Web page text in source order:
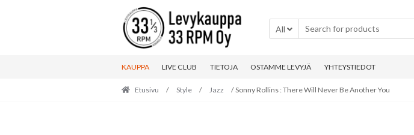
to
navigation
to
content
All
KAUPPA LIVE CLUB TIETOJA OSTAMME LEVYJÄ YHTEYSTIEDOT
Etusivu / Style / Jazz / Sonny Rollins : There Will Never Be Another You